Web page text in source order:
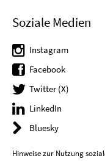
Soziale Medien
Instagram
Facebook
Twitter (X)
LinkedIn
Bluesky
Hinweise zur Nutzung